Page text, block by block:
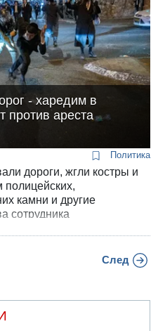
- харедим в
против ареста
Политика
дороги, жгли костры и
камни и другие
сотрудника
След